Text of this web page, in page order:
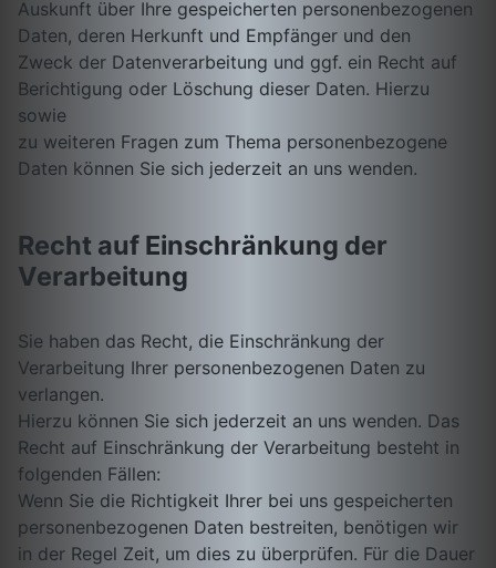
Auskunft über Ihre gespeicherten personenbezogenen
Daten, deren Herkunft und Empfänger und den
Zweck der Datenverarbeitung und ggf. ein Recht auf
Berichtigung oder Löschung dieser Daten. Hierzu
sowie
zu weiteren Fragen zum Thema personenbezogene
Daten können Sie sich jederzeit an uns wenden.
Recht auf Einschränkung der
Verarbeitung
Sie haben das Recht, die Einschränkung der
Verarbeitung Ihrer personenbezogenen Daten zu
verlangen.
Hierzu können Sie sich jederzeit an uns wenden. Das
Recht auf Einschränkung der Verarbeitung besteht in
folgenden Fällen:
Wenn Sie die Richtigkeit Ihrer bei uns gespeicherten
personenbezogenen Daten bestreiten, benötigen wir
in der Regel Zeit, um dies zu überprüfen. Für die Dauer